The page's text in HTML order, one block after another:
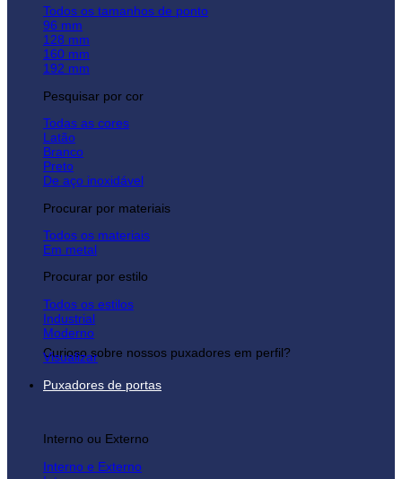
Todos os tamanhos de ponto
96 mm
128 mm
160 mm
192 mm
Pesquisar por cor
Todas as cores
Latão
Branco
Preto
De aço inoxidável
Procurar por materiais
Todos os materiais
Em metal
Procurar por estilo
Todos os estilos
Industrial
Moderno
Curioso sobre nossos puxadores em perfil?
Visualizar
Puxadores de portas
Interno ou Externo
Interno e Externo